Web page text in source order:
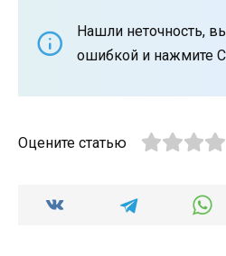
Нашли неточность,
ошибкой и нажмите
Оцените статью